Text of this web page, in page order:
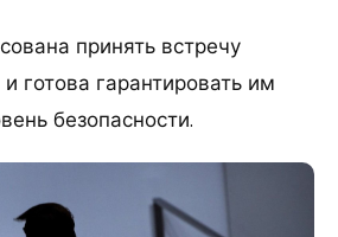
принять встречу
готова гарантировать им
безопасности.